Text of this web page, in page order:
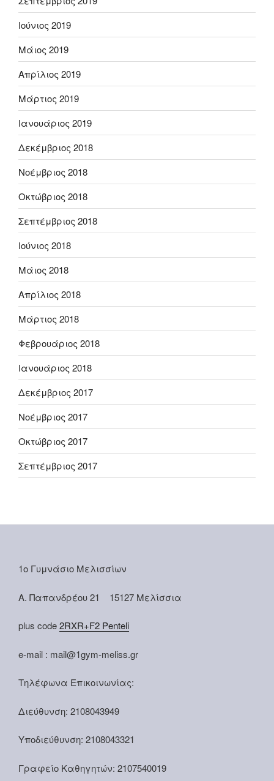
Ιούνιος 2019
Μάιος 2019
Απρίλιος 2019
Μάρτιος 2019
Ιανουάριος 2019
Δεκέμβριος 2018
Νοέμβριος 2018
Οκτώβριος 2018
Σεπτέμβριος 2018
Ιούνιος 2018
Μάιος 2018
Απρίλιος 2018
Μάρτιος 2018
Φεβρουάριος 2018
Ιανουάριος 2018
Δεκέμβριος 2017
Νοέμβριος 2017
Οκτώβριος 2017
Σεπτέμβριος 2017
1ο Γυμνάσιο Μελισσίων
Α. Παπανδρέου 21 15127 Μελίσσια
plus code2RXR+F2 Penteli
e-mail : mail@1gym-meliss.gr
Τηλέφωνα Επικοινωνίας:
Διεύθυνση: 2108043949
Υποδιεύθυνση: 2108043321
Γραφείο Καθηγητών: 2107540019